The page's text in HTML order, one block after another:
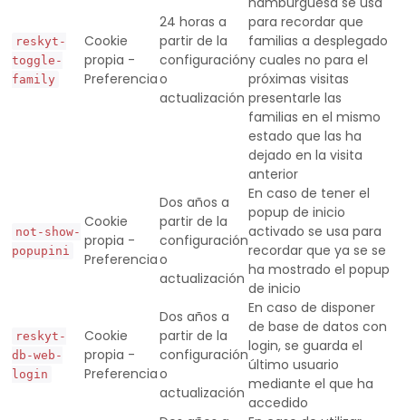
reskyt-
toggle-
family
Cookie
propia -
Preferencia
24 horas a
partir de la
configuración
o
actualización
para recordar que
familias a desplegado
y cuales no para el
próximas visitas
presentarle las
familias en el mismo
estado que las ha
dejado en la visita
anterior
not-show-
popupini
Cookie
propia -
Preferencia
Dos años a
partir de la
configuración
o
actualización
En caso de tener el
popup de inicio
activado se usa para
recordar que ya se se
ha mostrado el popup
de inicio
reskyt-
db-web-
login
Cookie
propia -
Preferencia
Dos años a
partir de la
configuración
o
actualización
En caso de disponer
de base de datos con
login, se guarda el
último usuario
mediante el que ha
accedido